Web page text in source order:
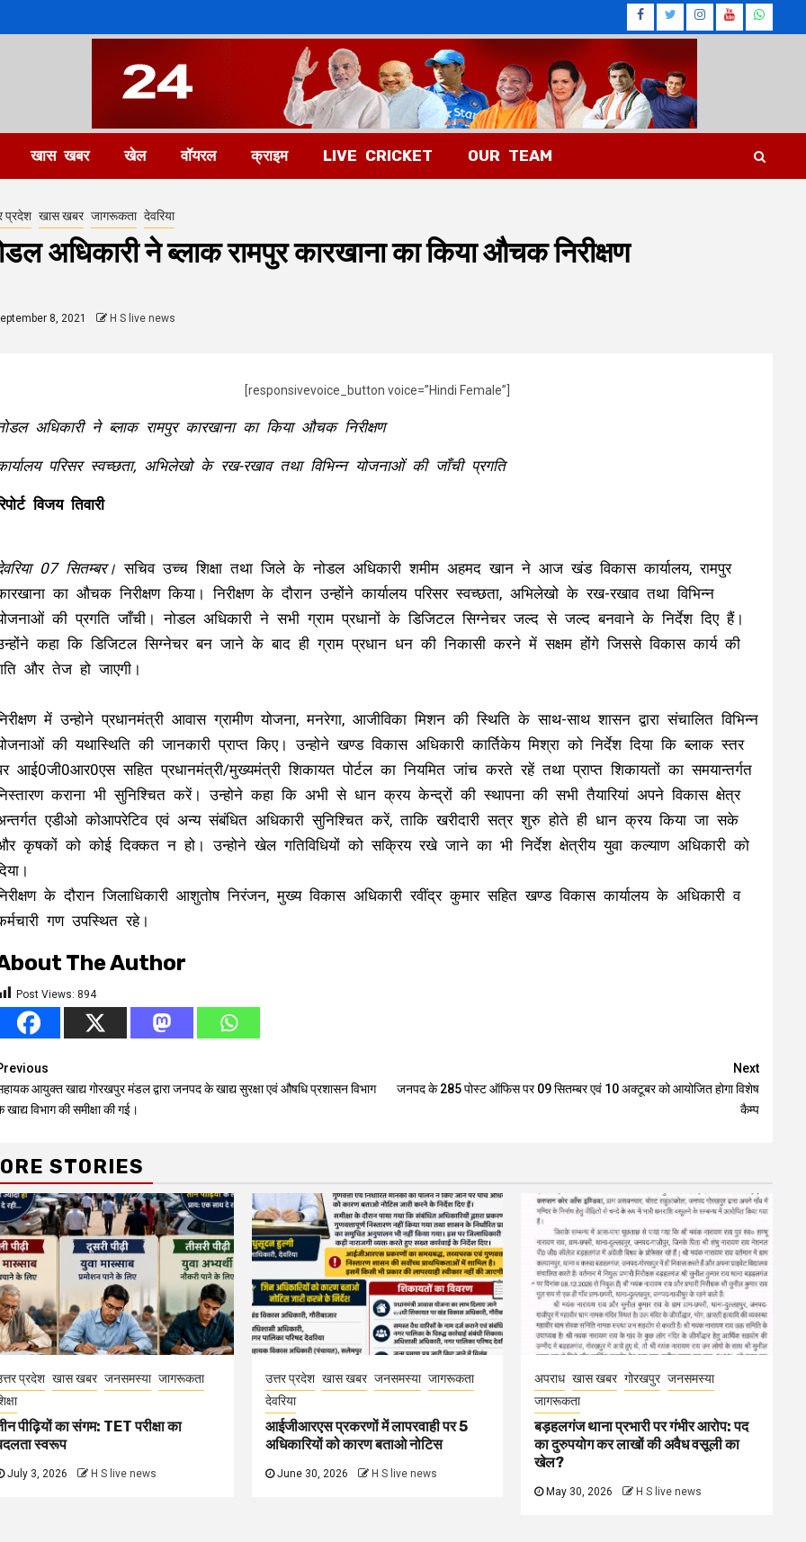
Facebook
Twitter
Instagram
खास खबर खेल वॉयरल क्राइम LIVE CRICKET OUR TEAM
प्रदेश खास खबर जागरूकता देवरिया
अधिकारी ने ब्लाक रामपुर कारखाना का किया औचक निरीक्षण
8, 2021 H S live news
[responsivevoice_button voice=”Hindi Female”]
अधिकारी ने ब्लाक रामपुर कारखाना का किया औचक निरीक्षण
परिसर स्वच्छता, अभिलेखो के रख-रखाव तथा विभिन्न योजनाओं की जाँची प्रगति
विजय तिवारी
07 सितम्बर। सचिव उच्च शिक्षा तथा जिले के नोडल अधिकारी शमीम अहमद खान ने आज खंड विकास कार्यालय, रामपुर
का औचक निरीक्षण किया। निरीक्षण के दौरान उन्होंने कार्यालय परिसर स्वच्छता, अभिलेखो के रख-रखाव तथा विभिन्न
की प्रगति जाँची। नोडल अधिकारी ने सभी ग्राम प्रधानों के डिजिटल सिग्नेचर जल्द से जल्द बनवाने के निर्देश दिए हैं।
कहा कि डिजिटल सिग्नेचर बन जाने के बाद ही ग्राम प्रधान धन की निकासी करने में सक्षम होंगे जिससे विकास कार्य की
और तेज हो जाएगी।
में उन्होने प्रधानमंत्री आवास ग्रामीण योजना, मनरेगा, आजीविका मिशन की स्थिति के साथ-साथ शासन द्वारा संचालित विभिन्न
की यथास्थिति की जानकारी प्राप्त किए। उन्होने खण्ड विकास अधिकारी कार्तिकेय मिश्रा को निर्देश दिया कि ब्लाक स्तर
आई0जी0आर0एस सहित प्रधानमंत्री/मुख्यमंत्री शिकायत पोर्टल का नियमित जांच करते रहें तथा प्राप्त शिकायतों का समयान्तर्गत
कराना भी सुनिश्चित करें। उन्होने कहा कि अभी से धान क्रय केन्द्रों की स्थापना की सभी तैयारियां अपने विकास क्षेत्र
एडीओ कोआपरेटिव एवं अन्य संबंधित अधिकारी सुनिश्चित करें, ताकि खरीदारी सत्र शुरु होते ही धान क्रय किया जा सके
कृषकों को कोई दिक्कत न हो। उन्होने खेल गतिविधियों को सक्रिय रखे जाने का भी निर्देश क्षेत्रीय युवा कल्याण अधिकारी को
के दौरान जिलाधिकारी आशुतोष निरंजन, मुख्य विकास अधिकारी रवींद्र कुमार सहित खण्ड विकास कार्यालय के अधिकारी व
गण उपस्थित रहे।
The Author
Post Views: 894
आयुक्त खाद्य गोरखपुर मंडल द्वारा जनपद के खाद्य सुरक्षा एवं औषधि प्रशासन विभाग
खाद्य विभाग की समीक्षा की गई।
Next
जनपद के 285 पोस्ट ऑफिस पर 09 सितम्बर एवं 10 अक्टूबर को आयोजित होगा विशेष
कैम्प
STORIES
प्रदेश खास खबर जनसमस्या जागरूकता
पीढ़ियों का संगम: TET परीक्षा का
स्वरूप
July 3, 2026 H S live news
उत्तर प्रदेश खास खबर जनसमस्या जागरूकता
देवरिया
आईजीआरएस प्रकरणों में लापरवाही पर 5
अधिकारियों को कारण बताओ नोटिस
June 30, 2026 H S live news
अपराध खास खबर गोरखपुर जनसमस्या
जागरूकता
बड़हलगंज थाना प्रभारी पर गंभीर आरोप: पद
का दुरुपयोग कर लाखों की अवैध वसूली का
खेल?
May 30, 2026 H S live news